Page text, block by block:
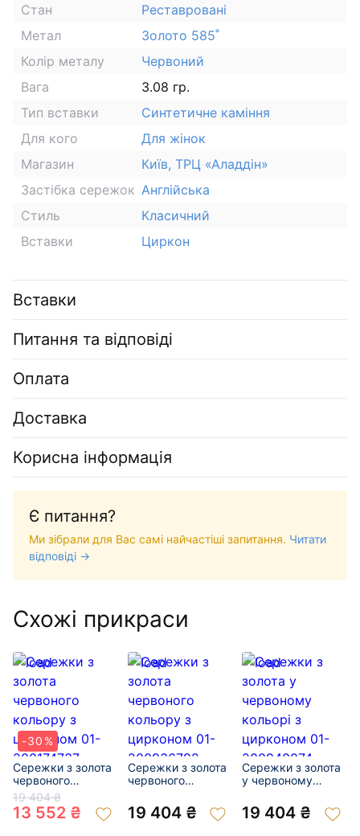
Стан
Реставровані
Метал
Золото 585˚
Колір металу
Червоний
Вага
3.08 гр.
Тип вставки
Синтетичне каміння
Для кого
Для жінок
Магазин
Київ, ТРЦ «Аладдін»
Застібка сережок Англійська
Стиль
Класичний
Вставки
Циркон
Вставки
Питання та відповіді
Оплата
Доставка
Корисна інформація
Є питання?
Ми зібрали для Вас самі найчастіші запитання. Читати
відповіді →
Схожі прикраси
-30%
Сережки з золота
червоного
кольору з
цирконом 01-
200174737
19 404 ₴
13 552 ₴
Сережки з золота
червоного
цирконом 01-
200936792
19 404 ₴
Сережки з золота
у червоному
цирконом 01-
200940074
19 404 ₴